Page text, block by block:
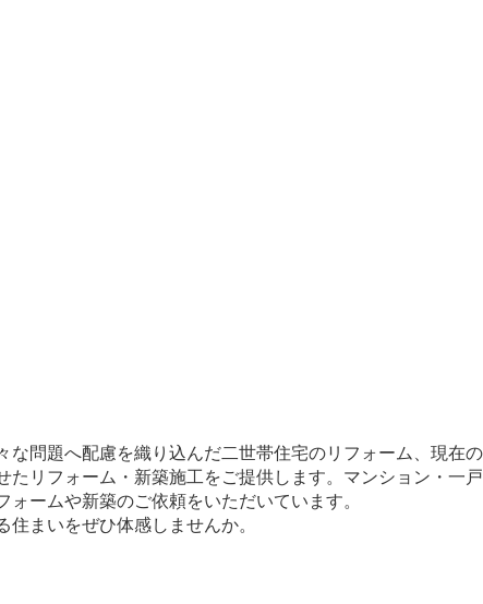
問題へ配慮を織り込んだ二世帯住宅のリフォーム、現在の
リフォーム・新築施工をご提供します。マンション・一戸
ームや新築のご依頼をいただいています。
まいをぜひ体感しませんか。